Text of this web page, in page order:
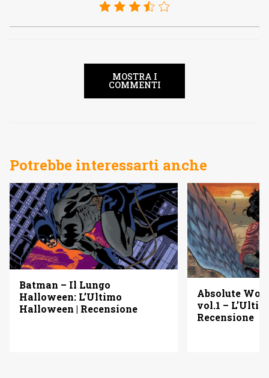
MOSTRA I
COMMENTI
Potrebbe interessarti anche
Batman – Il Lungo
Halloween: L’Ultimo
Halloween | Recensione
Absolute
vol.1 –
Recensione